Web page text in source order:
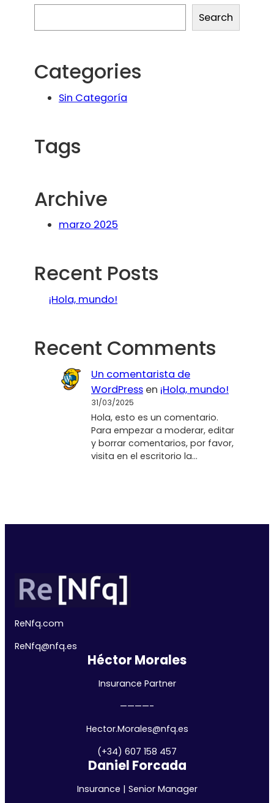
Search
Categories
Sin Categoría
Tags
Archive
marzo 2025
Recent Posts
¡Hola, mundo!
Recent Comments
Un comentarista de
WordPressen ¡Hola, mundo!
31/03/2025
Hola, esto es un comentario.
Para empezar a moderar, editar
y borrar comentarios, por favor,
visita en el escritorio la…
ReNfq.com
ReNfq@nfq.es
Héctor Morales
Insurance Partner
————-
Hector.Morales@nfq.es
(+34) 607 158 457
Daniel Forcada
Insurance | Senior Manager